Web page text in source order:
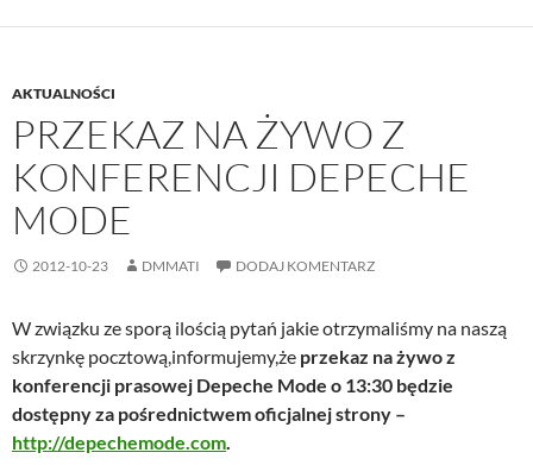
AKTUALNOŚCI
PRZEKAZ NA ŻYWO Z
KONFERENCJI DEPECHE
MODE
2012-10-23 DMMATI DODAJ KOMENTARZ
W związku ze sporą ilością pytań jakie otrzymaliśmy na naszą
skrzynkę pocztową,informujemy,że przekaz na żywo z
konferencji prasowej Depeche Mode o 13:30 będzie
dostępny za pośrednictwem oficjalnej strony –
http://depechemode.com.